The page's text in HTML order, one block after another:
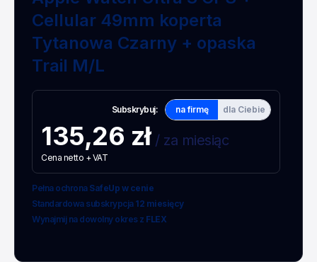
Cellular 49mm koperta
Tytanowa Czarny + opaska
Trail M/L
Subskrybuj: na firmę dla Ciebie
135,26 zł/ za miesiąc
Cena netto + VAT
Pełna ochrona SafeUp w cenie
Standardowa subskrypcja 12 miesięcy
Wynajmij na dowolny okres z FLEX